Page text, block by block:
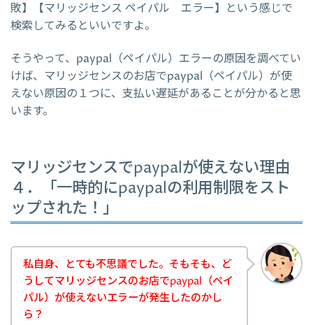
敗】【マリッジセンス ペイパル エラー】という感じで
検索してみるといいですよ。
そうやって、paypal（ペイパル）エラーの原因を調べてい
けば、マリッジセンスのお店でpaypal（ペイパル）が使
えない原因の１つに、支払い遅延があることが分かると思
います。
マリッジセンスでpaypalが使えない理由
４．「一時的にpaypalの利用制限をスト
ップされた！」
私自身、とても不思議でした。そもそも、ど
うしてマリッジセンスのお店でpaypal（ペイ
パル）が使えないエラーが発生したのかし
ら？